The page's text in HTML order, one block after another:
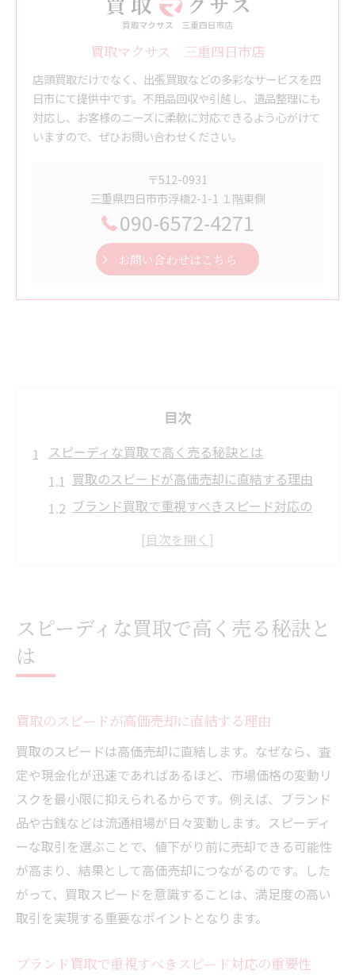
買取マクサス 三重四日市店
店頭買取だけでなく、出張買取などの多彩なサービスを四
日市にて提供中です。不用品回収や引越し、遺品整理にも
対応し、お客様のニーズに柔軟に対応できるよう心がけて
いますので、ぜひお問い合わせください。
〒512-0931
三重県四日市市浮橋2-1-1 １階東側
090-6572-4271
お問い合わせはこちら
目次
スピーディな買取で高く売る秘訣とは
買取のスピードが高価売却に直結する理由
ブランド買取で重視すべきスピード対応の
コツ
プ
買取査定の時間を短縮するポイント解説
買取査定を早めるための事前準備とは何か
査定のスピードを左右するポイントと注意
点
買取価格表の活用で査定時間を短縮する方
法
ネットオフ買取と比較する査定スピードの
口コミで見極める買取査定の迅速な業者選
スピーディな買取で高く売る秘訣と
は
買取のスピードが高価売却に直結する理由
買取のスピードは高価売却に直結します。なぜなら、査
定や現金化が迅速であればあるほど、市場価格の変動リ
スクを最小限に抑えられるからです。例えば、ブランド
品や古銭などは流通相場が日々変動します。スピーディ
ーな取引を選ぶことで、値下がり前に売却できる可能性
が高まり、結果として高価売却につながるのです。した
がって、買取スピードを意識することは、満足度の高い
取引を実現する重要なポイントとなります。
ブランド買取で重視すべきスピード対応の重要性